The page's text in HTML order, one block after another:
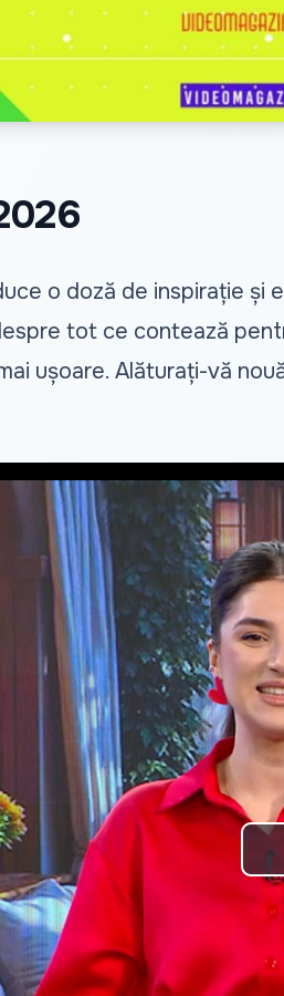
o doză de inspirație
tot ce contează
ușoare. Alăturați-vă